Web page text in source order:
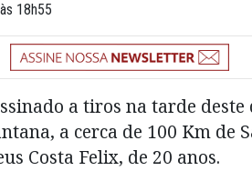
18h55
a tiros na tarde
a cerca de 100 Km de
Costa Felix, de 20 anos.